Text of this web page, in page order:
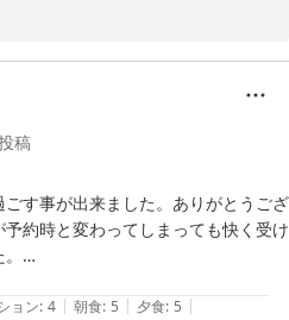
が来たような気温となり、驚かれ
す。
からもおいしい食材をご提供して
うございます。
す。
ます。
稿
す事が出来ました。ありがとうござ
約時と変わってしまっても快く受け
、木の香りが心地好く心身共にリフ
切りなので家族でゆっくり入れ満足
ョン: 4 | 朝食: 5 | 夕食: 5 |